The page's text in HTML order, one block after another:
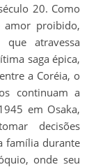
20. Como
proibido,
atravessa
saga épica,
a Coréia, o
continuam a
em Osaka,
decisões
família durante
onde seu